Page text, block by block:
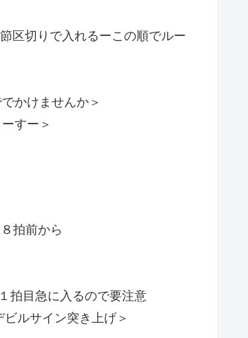
区切りで入れるーこの順でルー
かけませんか＞
すー＞
拍前から
拍目急に入るので要注意
ルサイン突き上げ＞